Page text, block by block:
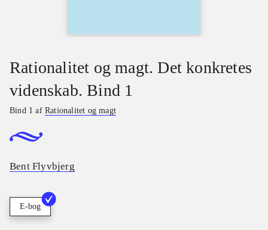
Rationalitet og magt. Det konkretes
videnskab. Bind 1
Bind 1 afRationalitet og magt
Bent Flyvbjerg
E-bog